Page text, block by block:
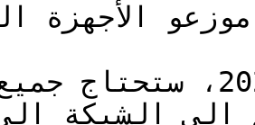
الشبكة إلى أن